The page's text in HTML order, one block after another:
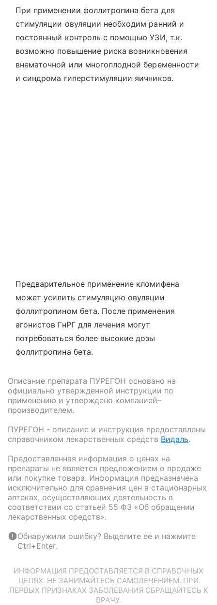
При применении фоллитропина бета для
стимуляции овуляции необходим ранний и
постоянный контроль с помощью УЗИ, т.к.
возможно повышение риска возникновения
внематочной или многоплодной беременности
и синдрома гиперстимуляции яичников.
Предварительное применение кломифена
может усилить стимуляцию овуляции
фоллитропином бета. После применения
агонистов ГнРГ для лечения могут
потребоваться более высокие дозы
фоллитропина бета.
Описание препарата ПУРЕГОН основано на
официально утвержденной инструкции по
применению и утверждено компанией–
производителем.
ПУРЕГОН - описание и инструкция предоставлены
справочником лекарственных средств Видаль.
Предоставленная информация о ценах на
препараты не является предложением о продаже
или покупке товара. Информация предназначена
исключительно для сравнения цен в стационарных
аптеках, осуществляющих деятельность в
соответствии со статьей 55 ФЗ «Об обращении
лекарственных средств».
Обнаружили ошибку? Выделите ее и нажмите
Ctrl+Enter.
ИНФОРМАЦИЯ ПРЕДОСТАВЛЯЕТСЯ В СПРАВОЧНЫХ
ЦЕЛЯХ. НЕ ЗАНИМАЙТЕСЬ САМОЛЕЧЕНИЕМ. ПРИ
ПЕРВЫХ ПРИЗНАКАХ ЗАБОЛЕВАНИЯ ОБРАЩАЙТЕСЬ К
ВРАЧУ.